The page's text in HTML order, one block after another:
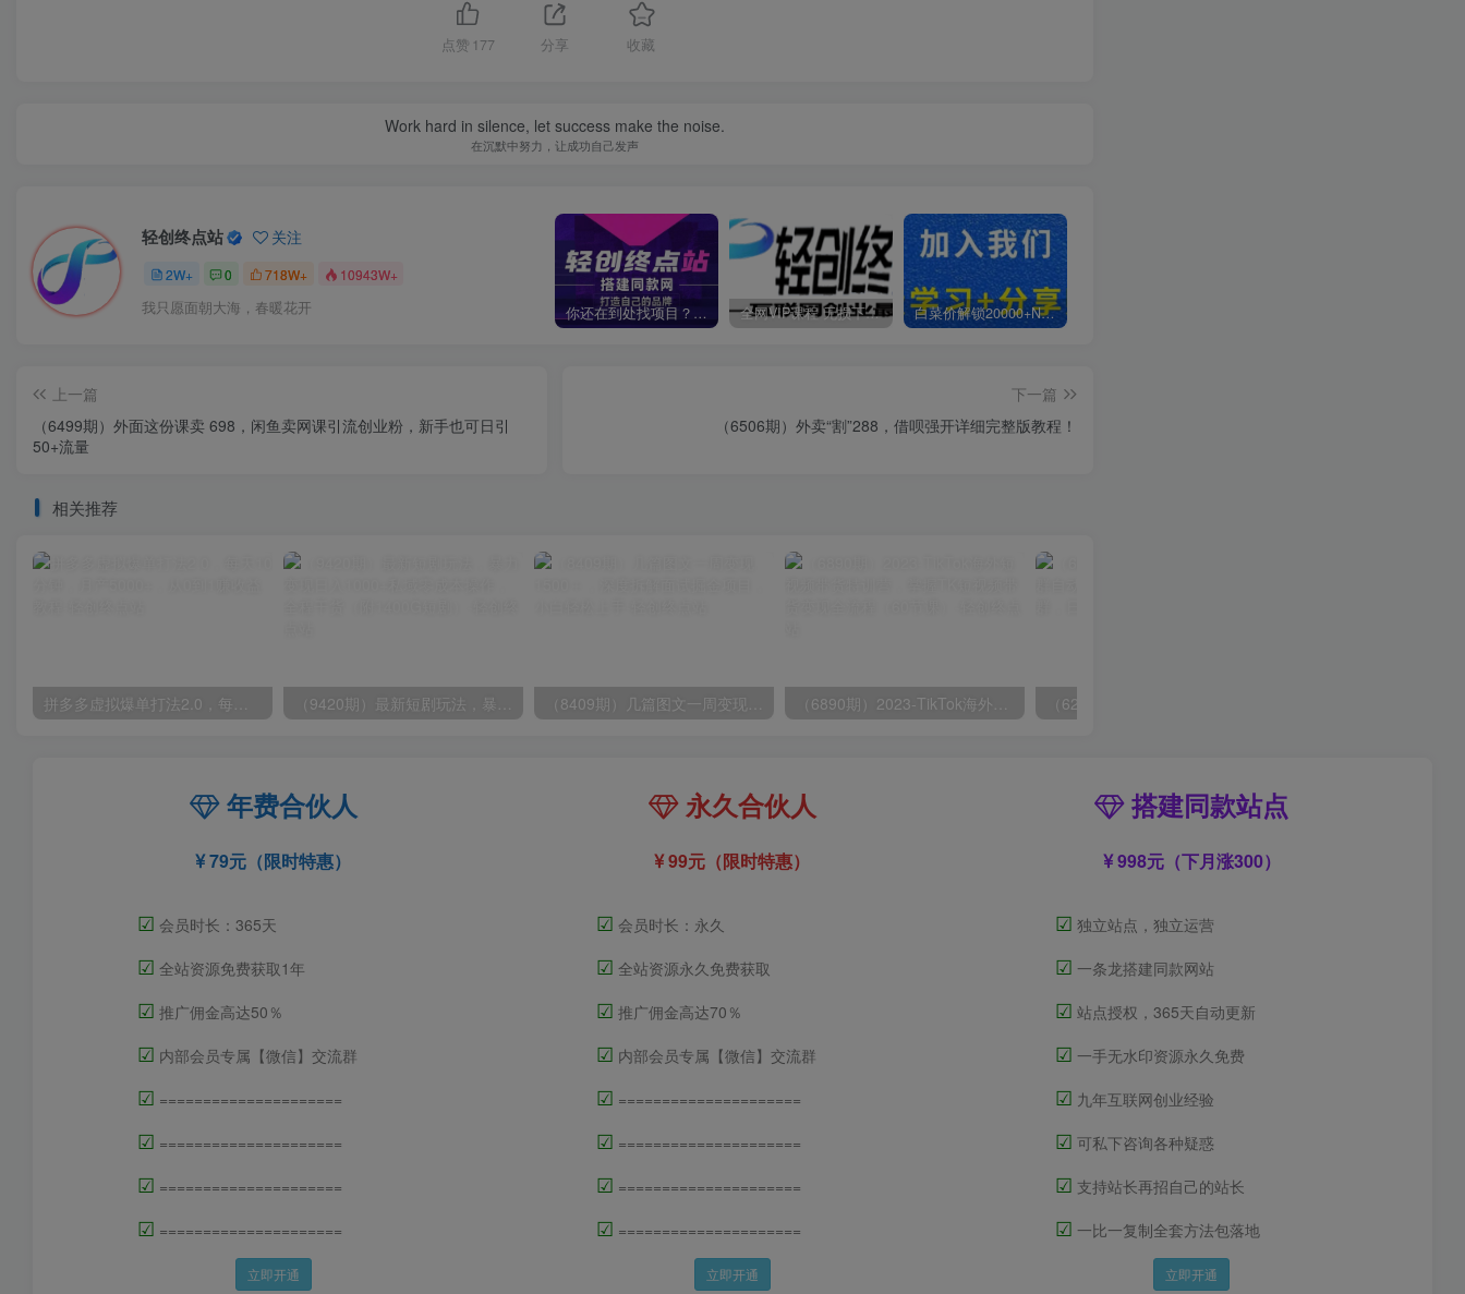
点赞 177 分享 收藏
Work hard in silence, let success make the noise.
在沉默中努力，让成功自己发声
轻创终点站 关注
2W+ 0 718W+ 10943W+
我只愿面朝大海，春暖花开 你还在到处找项目？还在当韭菜？我靠卖项目一个月收入5万+，曾经我也是个失败者。 全网VIP课程 无损下载~ 白菜价解锁20000+N个赚钱机会，加入轻创终点站会员，全站资源免费学习。
上一篇
（6499期）外面这份课卖 698，闲鱼卖网课引流创业粉，新手也可日引
50+流量
下一篇
（6506期）外卖“割”288，借呗强开详细完整版教程！
相关推荐
拼多多虚拟爆单打法2.0，每天10分钟，月产5000+，从0到1赚收益教程 （9420期）最新短剧玩法，暴力变现日入1000+私域零成本操作，全程干货（附1400G短剧） （8409期）几篇图文一周变现1500＋，深度拆解面试掘金项目，小白轻松上手 （6890期）2023-TikTok海外短视频带货特训营，掌握TK短视频带货变现全流程（60节课）
年费合伙人
79元（限时特惠）
☑ 会员时长：365天
☑ 全站资源免费获取1年
☑ 推广佣金高达50％
☑ 内部会员专属【微信】交流群
☑ =====================
☑ =====================
☑ =====================
☑ =====================
立即开通
永久合伙人
99元（限时特惠）
☑ 会员时长：永久
☑ 全站资源永久免费获取
☑ 推广佣金高达70％
☑ 内部会员专属【微信】交流群
☑ =====================
☑ =====================
☑ =====================
☑ =====================
立即开通
搭建同款站点
998元（下月涨300）
☑ 独立站点，独立运营
☑ 一条龙搭建同款网站
☑ 站点授权，365天自动更新
☑ 一手无水印资源永久免费
☑ 九年互联网创业经验
☑ 可私下咨询各种疑惑
☑ 支持站长再招自己的站长
☑ 一比一复制全套方法包落地
立即开通